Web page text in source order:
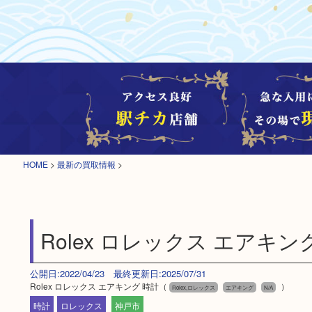
HOME > 最新の買取情報 >
Rolex ロレックス エアキン
公開日:2022/04/23 最終更新日:2025/07/31
Rolex ロレックス エアキング 時計（ Rolex,ロレックス エアキング N/A
）
時計
ロレックス 神戸市